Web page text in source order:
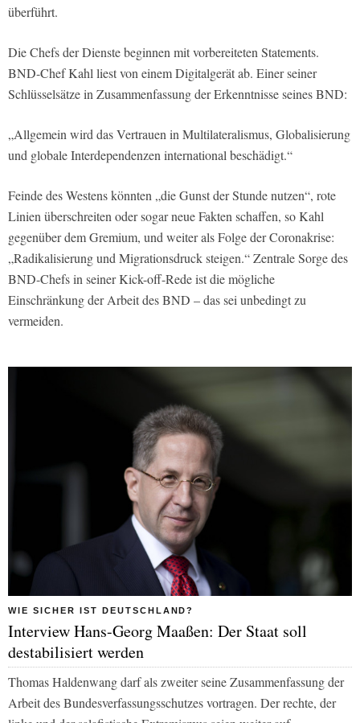
überführt.
Die Chefs der Dienste beginnen mit vorbereiteten Statements.
BND-Chef Kahl liest von einem Digitalgerät ab. Einer seiner
Schlüsselsätze in Zusammenfassung der Erkenntnisse seines BND:
„Allgemein wird das Vertrauen in Multilateralismus, Globalisierung
und globale Interdependenzen international beschädigt.“
Feinde des Westens könnten „die Gunst der Stunde nutzen“, rote
Linien überschreiten oder sogar neue Fakten schaffen, so Kahl
gegenüber dem Gremium, und weiter als Folge der Coronakrise:
„Radikalisierung und Migrationsdruck steigen.“ Zentrale Sorge des
BND-Chefs in seiner Kick-off-Rede ist die mögliche
Einschränkung der Arbeit des BND – das sei unbedingt zu
vermeiden.
WIE SICHER IST DEUTSCHLAND?
Interview Hans-Georg Maaßen: Der Staat soll
destabilisiert werden
Thomas Haldenwang darf als zweiter seine Zusammenfassung der
Arbeit des Bundesverfassungsschutzes vortragen. Der rechte, der